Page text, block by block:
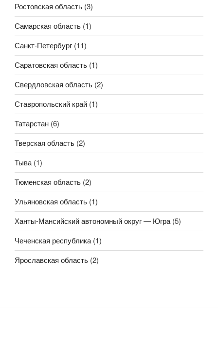
Ростовская область (3)
Самарская область (1)
Санкт-Петербург (11)
Саратовская область (1)
Свердловская область (2)
Ставропольский край (1)
Татарстан (6)
Тверская область (2)
Тыва (1)
Тюменская область (2)
Ульяновская область (1)
Ханты-Мансийский автономный округ — Югра (5)
Чеченская республика (1)
Ярославская область (2)